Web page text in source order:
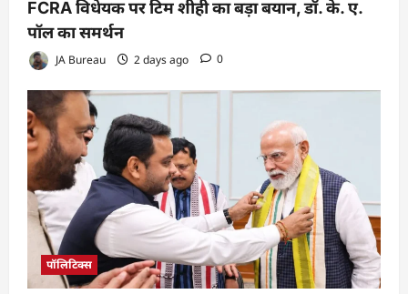
FCRA विधेयक पर टिम शीही का बड़ा बयान, डॉ. के. ए.
पॉल का समर्थन
JA Bureau 2 days ago 0
पॉलिटिक्स